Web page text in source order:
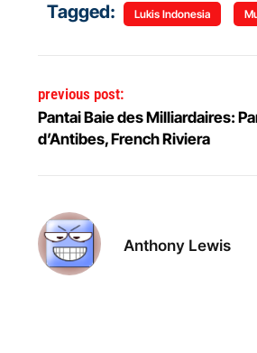
Tagged: Lukis Indonesia
Post navigation
previous post:
Pantai Baie des Milliardaires:
d’Antibes, French Riviera
Anthony Lewis